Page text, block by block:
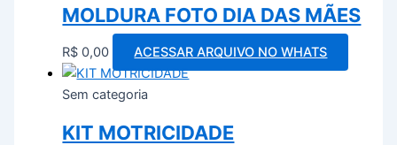
MOLDURA FOTO DIA DAS MÃES
R$ 0,00 ACESSAR ARQUIVO NO WHATS
Sem categoria
KIT MOTRICIDADE